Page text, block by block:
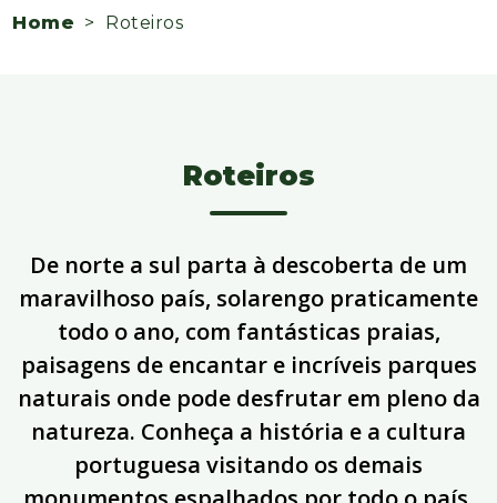
Home > Roteiros
Roteiros
De norte a sul parta à descoberta de um
maravilhoso país, solarengo praticamente
todo o ano, com fantásticas praias,
paisagens de encantar e incríveis parques
naturais onde pode desfrutar em pleno da
natureza. Conheça a história e a cultura
portuguesa visitando os demais